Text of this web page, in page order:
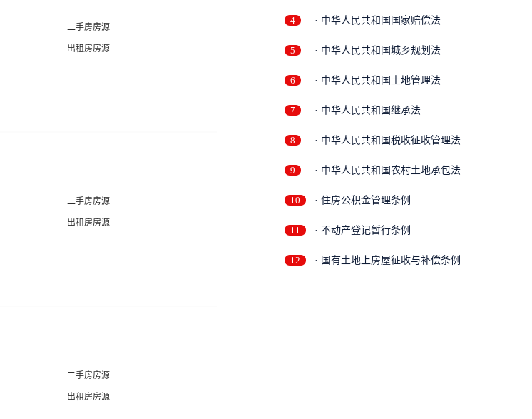
二手房房源
出租房房源
二手房房源
出租房房源
二手房房源
出租房房源
4 · 中华人民共和国国家赔偿法
5 · 中华人民共和国城乡规划法
6 · 中华人民共和国土地管理法
7 · 中华人民共和国继承法
8 · 中华人民共和国税收征收管理法
9 · 中华人民共和国农村土地承包法
10 · 住房公积金管理条例
11 · 不动产登记暂行条例
12 · 国有土地上房屋征收与补偿条例